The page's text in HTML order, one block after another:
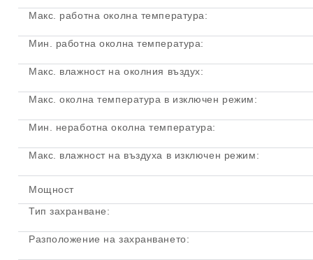
Макс. работна околна температура:
Мин. работна околна температура:
Макс. влажност на околния въздух:
Макс. околна температура в изключен режим:
Мин. неработна околна температура:
Макс. влажност на въздуха в изключен режим:
Мощност
Тип захранване:
Разположение на захранването: